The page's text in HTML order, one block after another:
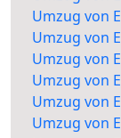
Umzug von
Umzug von
Umzug von
Umzug von
Umzug von
Umzug von